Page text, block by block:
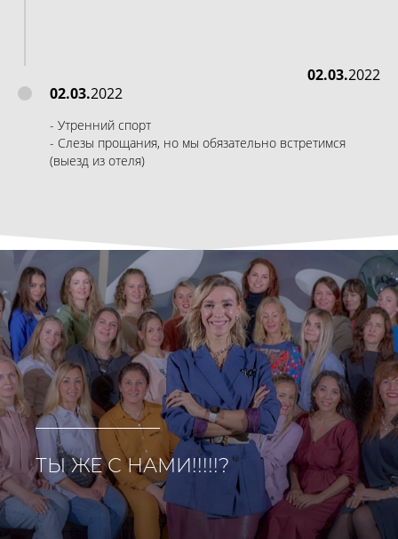
02.03.2022
02.03.2022
- Утренний спорт
- Слезы прощания, но мы обязательно встретимся
(выезд из отеля)
ТЫ ЖЕ С НАМИ!!!!!?